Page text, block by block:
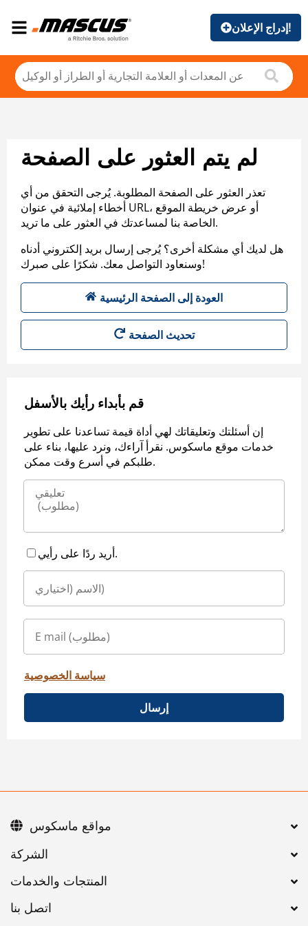
إدراج الإعلان!
لم يتم العثور على الصفحة
تعذر العثور على الصفحة المطلوبة. يُرجى التحقق من أي
أخطاء إملائية في عنوان URL، أو عرض خريطة الموقع
الخاصة بنا لمساعدتك في العثور على ما تريد.
هل لديك أي مشكلة أخرى؟ يُرجى إرسال بريد إلكتروني أدناه
وسنعاود التواصل معك. شكرًا على صبرك!
العودة إلى الصفحة الرئيسية
تحديث الصفحة
قم بأبداء رأيك بالأسفل
إن أسئلتك وتعليقاتك لهي أداة قيمة تساعدنا على تطوير
خدمات موقع ماسكوس. نقرأ آراءك، ونرد عليها، بناء على
طلبكم في أسرع وقت ممكن.
أريد ردًا على رأيي.
سياسة الخصوصية
إرسال
اتصل بنا
مواقع ماسكوس